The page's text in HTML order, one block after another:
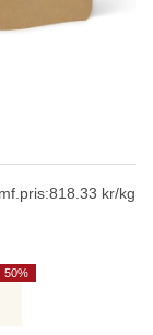
818.33 kr/kg
50